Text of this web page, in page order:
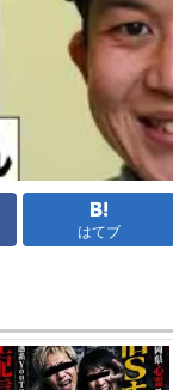
はてブ